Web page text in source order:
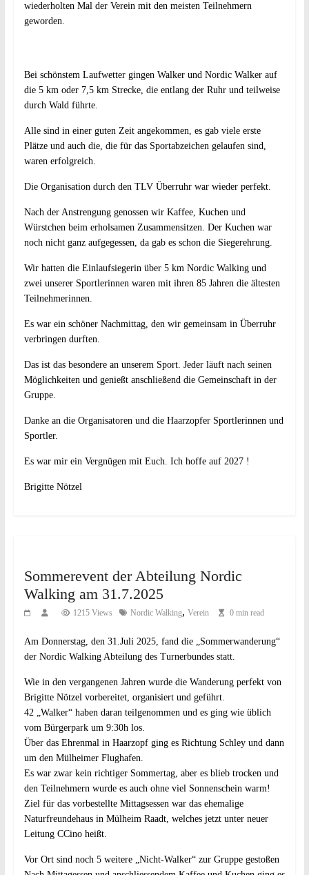
wiederholten Mal der Verein mit den meisten Teilnehmern
geworden.
Bei schönstem Laufwetter gingen Walker und Nordic Walker auf
die 5 km oder 7,5 km Strecke, die entlang der Ruhr und teilweise
durch Wald führte.
Alle sind in einer guten Zeit angekommen, es gab viele erste
Plätze und auch die, die für das Sportabzeichen gelaufen sind,
waren erfolgreich.
Die Organisation durch den TLV Überruhr war wieder perfekt.
Nach der Anstrengung genossen wir Kaffee, Kuchen und
Würstchen beim erholsamen Zusammensitzen. Der Kuchen war
noch nicht ganz aufgegessen, da gab es schon die Siegerehrung.
Wir hatten die Einlaufsiegerin über 5 km Nordic Walking und
zwei unserer Sportlerinnen waren mit ihren 85 Jahren die ältesten
Teilnehmerinnen.
Es war ein schöner Nachmittag, den wir gemeinsam in Überruhr
verbringen durften.
Das ist das besondere an unserem Sport. Jeder läuft nach seinen
Möglichkeiten und genießt anschließend die Gemeinschaft in der
Gruppe.
Danke an die Organisatoren und die Haarzopfer Sportlerinnen und
Sportler.
Es war mir ein Vergnügen mit Euch. Ich hoffe auf 2027 !
Brigitte Nötzel
Sommerevent der Abteilung Nordic
Walking am 31.7.2025
1215 Views Nordic Walking, Verein 0 min read
Am Donnerstag, den 31.Juli 2025, fand die „Sommerwanderung“
der Nordic Walking Abteilung des Turnerbundes statt.
Wie in den vergangenen Jahren wurde die Wanderung perfekt von
Brigitte Nötzel vorbereitet, organisiert und geführt.
42 „Walker“ haben daran teilgenommen und es ging wie üblich
vom Bürgerpark um 9:30h los.
Über das Ehrenmal in Haarzopf ging es Richtung Schley und dann
um den Mülheimer Flughafen.
Es war zwar kein richtiger Sommertag, aber es blieb trocken und
den Teilnehmern wurde es auch ohne viel Sonnenschein warm!
Ziel für das vorbestellte Mittagsessen war das ehemalige
Naturfreundehaus in Mülheim Raadt, welches jetzt unter neuer
Leitung CCino heißt.
Vor Ort sind noch 5 weitere „Nicht-Walker“ zur Gruppe gestoßen